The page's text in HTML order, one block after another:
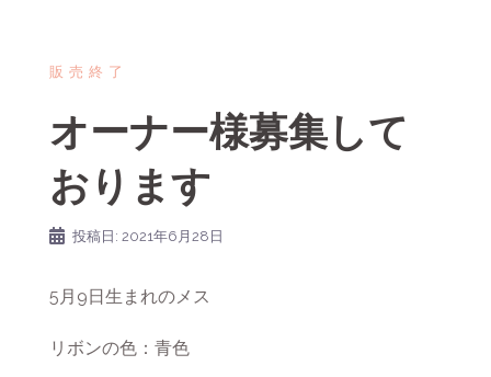
販売終了
オーナー様募集して
おります
投稿日: 2021年6月28日
5月9日生まれのメス
リボンの色：青色